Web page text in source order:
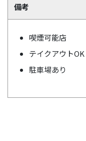
備考
喫煙可能店
テイクアウトOK
駐車場あり